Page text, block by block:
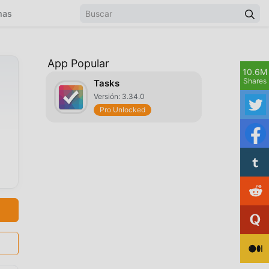
App Popular
Tasks
Versión: 3.34.0
Pro Unlocked
10.6M
Shares